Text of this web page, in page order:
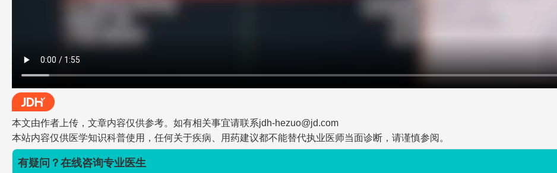
本文由作者上传，文章内容仅供参考。如有相关事宜请联系jdh-hezuo@jd.com
本站内容仅供医学知识科普使用，任何关于疾病、用药建议都不能替代执业医师当面诊断，请谨慎参阅。
有疑问？在线咨询专业医生